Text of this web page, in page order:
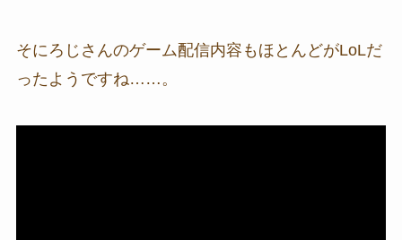
そにろじさんのゲーム配信内容もほとんどがLoLだ
ったようですね……。